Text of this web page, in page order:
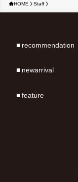
HOME Staff
recommendation
newarrival
feature